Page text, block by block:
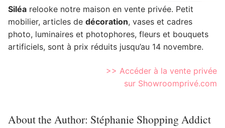
Siléa relooke notre maison en vente privée. Petit
mobilier, articles de décoration, vases et cadres
photo, luminaires et photophores, fleurs et bouquets
artificiels, sont à prix réduits jusqu’au 14 novembre.
>> Accéder à la vente privée
sur Showroomprivé.com
About the Author: Stéphanie Shopping Addict